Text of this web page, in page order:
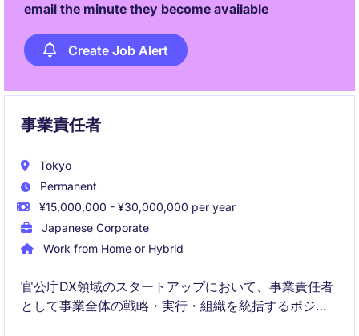
email the minute they become available
Create Job Alert
事業責任者
Tokyo
Permanent
¥15,000,000 - ¥30,000,000 per year
Japanese Corporate
Work from Home or Hybrid
官公庁DX領域のスタートアップにおいて、事業責任者
として事業全体の戦略・実行・組織を統括するポジシ